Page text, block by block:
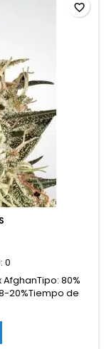
0
80%
20%Tiempo de
en interior: 450-
plantaAltura: 100-
y
con...
favorite_border